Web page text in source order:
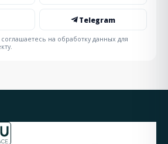
Telegram
на обработку данных для